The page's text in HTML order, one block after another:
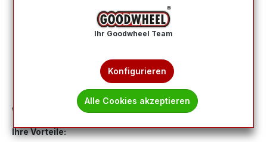
Wichtig: Abbildung kann abweichen, Lieferung ohne Felge.
Ihre Vorteile:
Ihr Goodwheel Team
Konfigurieren
Alle Cookies akzeptieren